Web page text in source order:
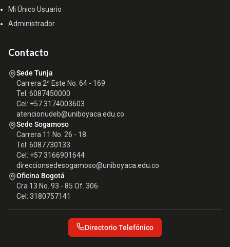
Mi Único Usuario
Administrador
Contacto
Sede Tunja
Carrera 2ª Este No. 64 - 169
Tel: 6087450000
Cel: +57 3174003603
atencionudeb@uniboyaca.edu.co
Sede Sogamoso
Carrera 11 No. 26 - 18
Tel: 6087730133
Cel: +57 3166901644
direccionsedesogamoso@uniboyaca.edu.co
Oficina Bogotá
Cra 13 No. 93 - 85 Of. 306
Cel: 3180757141
Directorio Telefónico